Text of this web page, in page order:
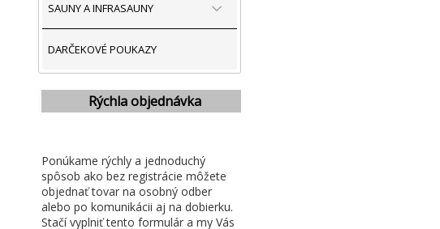
SAUNY A INFRASAUNY
DARČEKOVÉ POUKAZY
Rýchla objednávka
Ponúkame rýchly a jednoduchý
spôsob ako bez registrácie môžete
objednať tovar na osobný odber
alebo po komunikácii aj na dobierku.
Stačí vyplniť tento formulár a my Vás